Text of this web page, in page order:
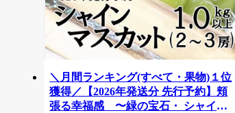
＼月間ランキング(すべて・果物)１位
獲得／【2026年発送分 先行予約】頬
張る幸福感 〜緑の宝石・ シャイン